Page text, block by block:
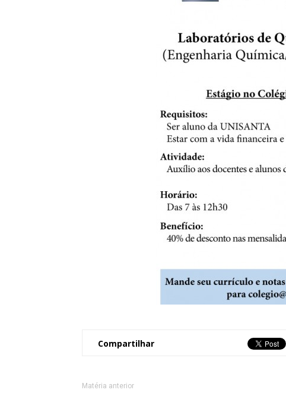
Compartilhar
Matéria anterior